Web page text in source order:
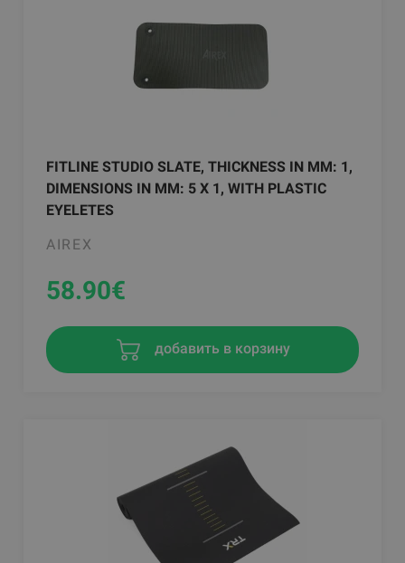
FITLINE STUDIO SLATE, THICKNESS IN MM: 1,
DIMENSIONS IN MM: 5 X 1, WITH PLASTIC
EYELETES
AIREX
58.90€
добавить в корзину